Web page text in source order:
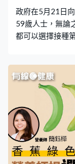
魚，不吃也罷！
政府在5月21日
59歲人士，無論
都可以選擇接種
能維持一至兩月
已經不需要戴口
【2】接種資格
以接種第四針。
午8時開始，就可
網站預約接種。
興疫苗的社區疫
體育館沙田源禾